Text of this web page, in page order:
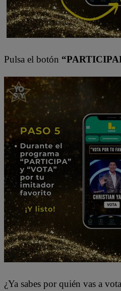
Pulsa el botón
¿Ya sabes por quién vas a